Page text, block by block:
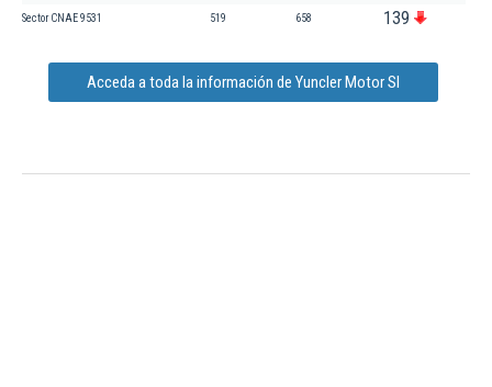
Sector CNAE 9531 519 658 139
Acceda a toda la información de Yuncler Motor Sl